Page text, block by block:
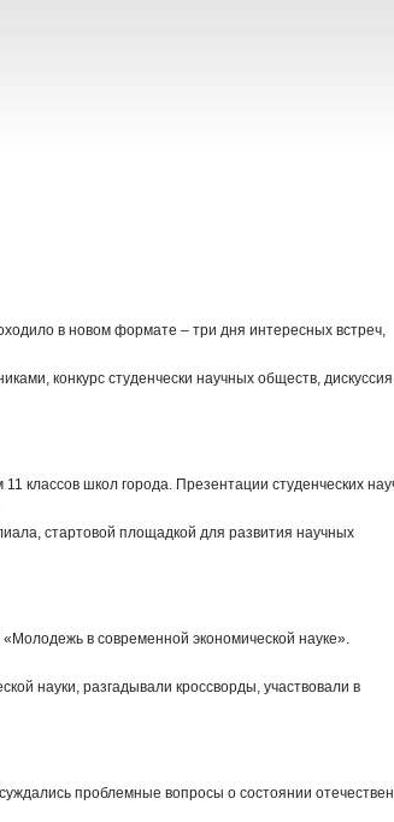
в новом формате – три дня интересных встреч,
конкурс студенчески научных обществ,
классов школ города. Презентации студенческих
стартовой площадкой для развития научных
в современной экономической науке».
науки, разгадывали кроссворды, участвовали в
проблемные вопросы о состоянии